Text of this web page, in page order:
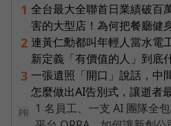
1 全台最大全聯首日業績破百
害的大型店！為何把餐廳健
2 連黃仁勳都叫年輕人當水電
新定義「有價值的人」到底
3 一張遺照「開口」說話，中
怎麼做出AI告別式，讓逝者
PR
1 名員工、一支 AI 團隊全